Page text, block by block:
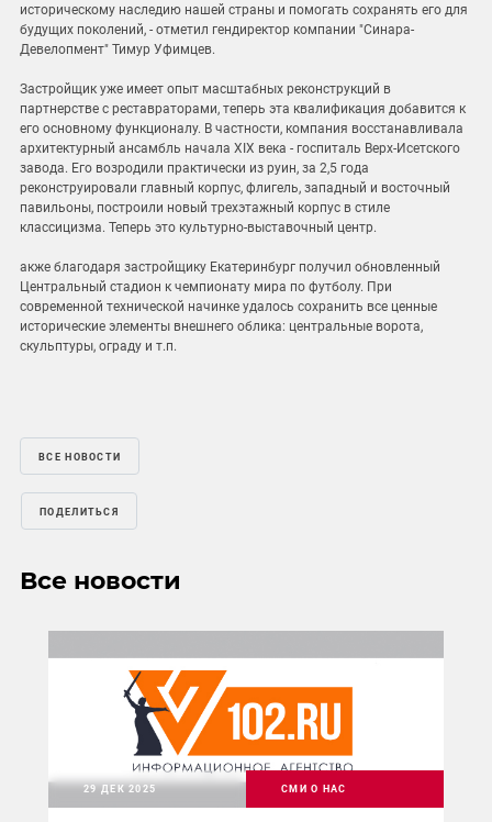
историческому наследию нашей страны и помогать сохранять его для
будущих поколений, - отметил гендиректор компании "Синара-
Девелопмент" Тимур Уфимцев.
Застройщик уже имеет опыт масштабных реконструкций в
партнерстве с реставраторами, теперь эта квалификация добавится к
его основному функционалу. В частности, компания восстанавливала
архитектурный ансамбль начала XIX века - госпиталь Верх-Исетского
завода. Его возродили практически из руин, за 2,5 года
реконструировали главный корпус, флигель, западный и восточный
павильоны, построили новый трехэтажный корпус в стиле
классицизма. Теперь это культурно-выставочный центр.
акже благодаря застройщику Екатеринбург получил обновленный
Центральный стадион к чемпионату мира по футболу. При
современной технической начинке удалось сохранить все ценные
исторические элементы внешнего облика: центральные ворота,
скульптуры, ограду и т.п.
ВСЕ НОВОСТИ
ПОДЕЛИТЬСЯ
Все новости
29 ДЕК 2025 СМИ О НАС